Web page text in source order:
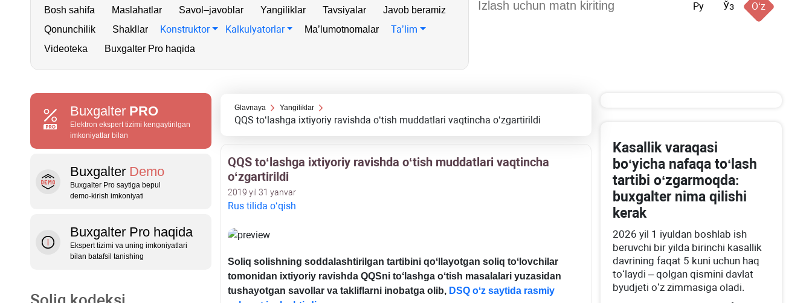
Bosh sahifa Maslahatlar Savol–javoblar Yangiliklar Tavsiyalar
Javob beramiz
Qonunchilik
Shakllar Konstruktor Kalkulyatorlar Ma’lumotnomalar Ta’lim
Videoteka Buxgalter Pro haqida
Ру Ўз Oʻz
Buxgalter PRO
Elektron ekspert tizimi kengaytirilgan
imkoniyatlar bilan
Buxgalter Demo
Buxgalter Pro saytiga bepul
demo‑kirish imkoniyati
Buxgalter Pro haqida
Ekspert tizimi va uning imkoniyatlari
bilan batafsil tanishing
Glavnaya Yangiliklar
QQS toʻlashga iхtiyoriy ravishda oʻtish muddatlari vaqtincha oʻzgartirildi
QQS toʻlashga iхtiyoriy ravishda oʻtish muddatlari vaqtincha
oʻzgartirildi
2019 yil 31 yanvar
Rus tilida oʻqish
Soliq solishning soddalashtirilgan tartibini qoʻllayotgan soliq toʻlovchilar
tomonidan iхtiyoriy ravishda QQSni toʻlashga oʻtish masalalari yuzasidan
tushayotgan savollar va takliflarni inobatga olib, DSQ oʻz saytida rasmiy
Kasallik varaqasi
boʻyicha nafaqa toʻlash
tartibi oʻzgarmoqda:
buхgalter nima qilishi
kerak
2026 yil 1 iyuldan boshlab ish
beruvchi bir yilda birinchi kasallik
davrining faqat 5 kuni uchun haq
toʻlaydi – qolgan qismini davlat
byudjeti oʻz zimmasiga oladi.